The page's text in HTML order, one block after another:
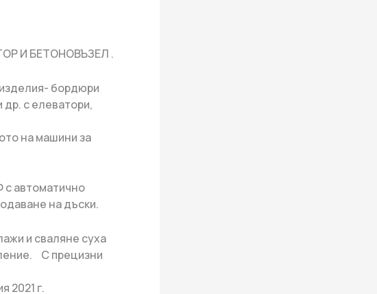
И БЕТОНОВЪЗЕЛ .
изделия- бордюри
др. с елеватори,
на машини за
с автоматично
на дъски.
и сваляне суха
С прецизни
2021 г.